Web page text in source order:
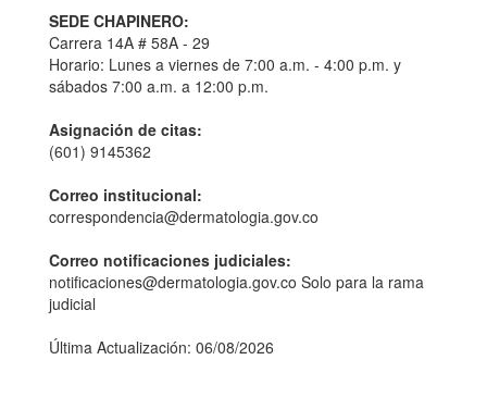
SEDE CHAPINERO:
Carrera 14A # 58A - 29
Horario: Lunes a viernes de 7:00 a.m. - 4:00 p.m. y
sábados 7:00 a.m. a 12:00 p.m.
Asignación de citas:
(601) 9145362
Correo institucional:
correspondencia@dermatologia.gov.co
Correo notificaciones judiciales:
notificaciones@dermatologia.gov.co Solo para la rama
judicial
Última Actualización: 06/08/2026